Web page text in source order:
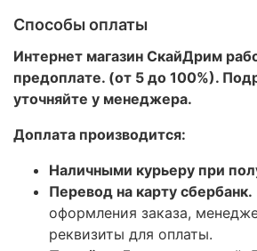
Способы оплаты
Интернет магазин СкайДрим
предоплате. (от 5 до 100%).
уточняйте у менеджера.
Доплата производится:
Наличными курьеру при
Перевод на карту сбербанк.
оформления заказа,
реквизиты для оплаты.